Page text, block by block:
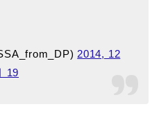
2014, 12
19